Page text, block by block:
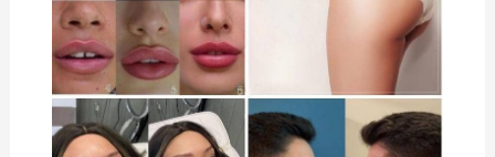
يسافر
الأجانب
أجلها
إلى